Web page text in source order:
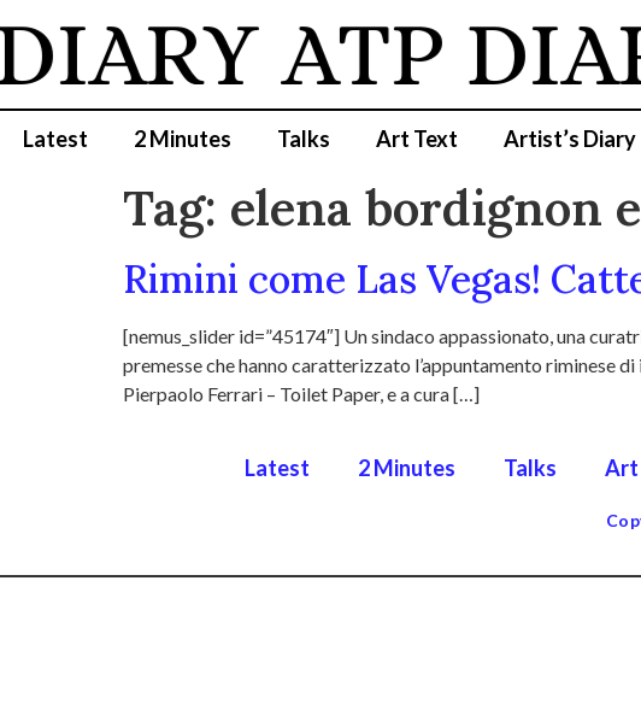
ATP
Latest 2 Minutes Talks Art Text Artist’s Diary
Tag: elena bordignon
Rimini come Las Vegas!
[nemus_slider id=”45174″] Un sindaco appassionato, una
premesse che hanno caratterizzato l’appuntamento riminese
Pierpaolo Ferrari – Toilet Paper, e a cura […]
Latest 2 Minutes Talks Art